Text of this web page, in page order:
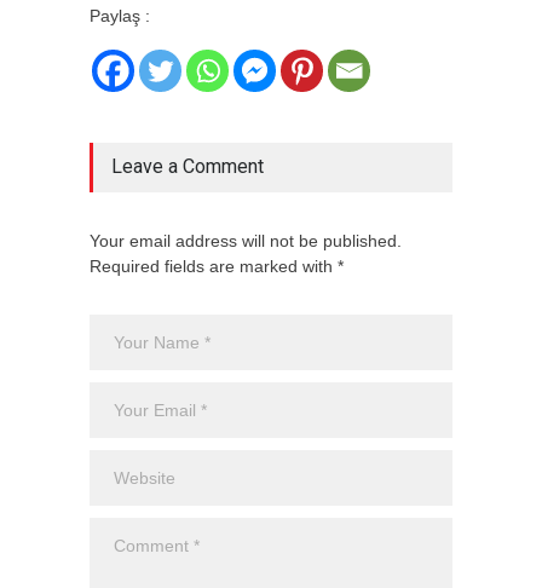
Paylaş :
Leave a Comment
Your email address will not be published.
Required fields are marked with *